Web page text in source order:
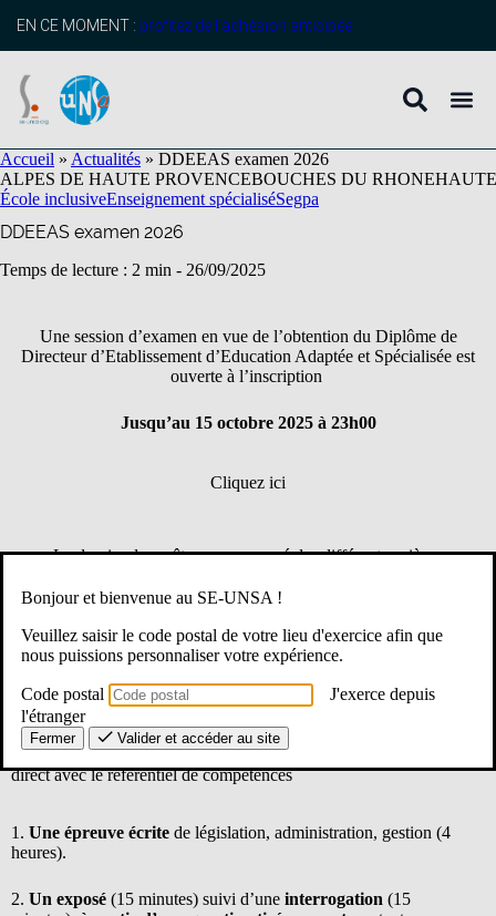
principal
EN CE MOMENT : profitez de l’adhésion anticipée
Accueil » Actualités » DDEEAS examen 2026
ALPES DE HAUTE PROVENCEBOUCHES DU RHONE
École inclusiveEnseignement spécialiséSegpa
DDEEAS examen 2026
Temps de lecture : 2 min - 26/09/2025
Une session d’examen en vue de l’obtention du Diplôme de
Directeur d’Etablissement d’Education Adaptée et Spécialisée est
ouverte à l’inscription
Jusqu’au 15 octobre 2025 à 23h00
Cliquez ici
Le dossier devra être accompagné des différentes pièces
de mémoire
Pour le 15 novembre 2025 au plus tard par voie postale
SIEC – DES1 Bureau G100 – DDEEAS – 7 rue Ernest Renan
94749 ARCUEIL CEDEX
L’examen comprend3 épreuvesdont les sujets sont en rapport
direct avec le référentiel de compétences
1. Une épreuve écrite de législation, administration, gestion (4
heures).
2. Un exposé (15 minutes) suivi d’une interrogation (15
Bonjour et bienvenue au SE-UNSA !
Veuillez saisir le code postal de votre lieu d'exercice afin que
nous puissions personnaliser votre expérience.
Code postal
J'exerce depuis
l'étranger
Fermer Valider et accéder au site